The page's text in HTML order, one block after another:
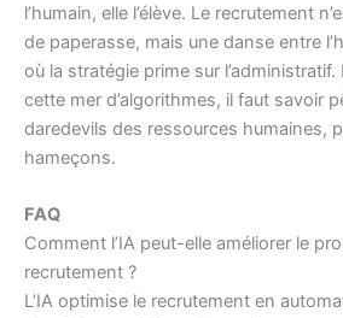
l’humain, elle l’élève. Le recrutement
de paperasse, mais une danse entre
où la stratégie prime sur
cette mer d’algorithmes, il faut savoir
daredevils des ressources humaines,
hameçons.
FAQ
Comment l’IA peut-elle améliorer le
recrutement ?
L’IA optimise le recrutement en